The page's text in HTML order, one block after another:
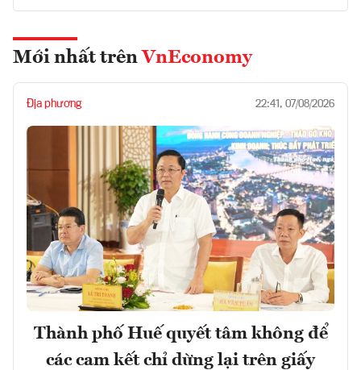
Mới nhất trên VnEconomy
Địa phương 22:41, 07/08/2026
Thành phố Huế quyết tâm không để
các cam kết chỉ dừng lại trên giấy